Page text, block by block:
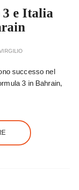
e Italia
successo nel
3 in Bahrain,